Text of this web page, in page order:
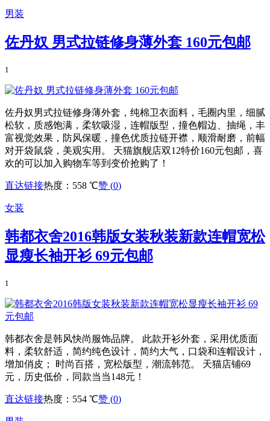
男装
佐丹奴 男式拉链修身薄外套 160元包邮
1
佐丹奴男式拉链修身薄外套，纯棉卫衣面料，毛圈内里，细腻
松软，质感饱满，柔软吸湿，连帽版型，撞色帽边、抽绳，丰
富视觉效果，防风保暖，撞色优质拉链开襟，顺滑耐磨，前幅
对开袋鼠袋，美观实用。 天猫旗舰店双12特价160元包邮，喜
欢的可以加入购物车等到变价抢购了！
直达链接热度：558 ℃赞 (0)
女装
韩都衣舍2016韩版女装秋装新款连帽宽松
显瘦长袖开衫 69元包邮
1
韩都衣舍是韩风快尚服饰品牌。 此款开衫外套，采用优质面
料，柔软舒适，简约纯色设计，简约大气，口袋和连帽设计，
增加俏皮； 时尚百搭，宽松版型，潮流韩范。 天猫店铺69
元，历史低价，同款当当148元！
直达链接热度：554 ℃赞 (0)